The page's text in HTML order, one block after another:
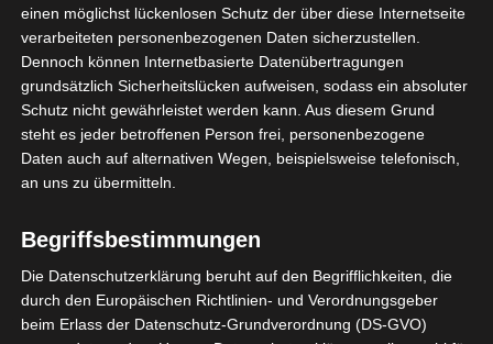
Google Adsenseist deaktiviert. ✓ Erlauben Datenschutzbedingungen
Sie befinden sich hier:Startseite» Olympique de Béjà
einen möglichst lückenlosen Schutz der über diese Internetseite
verarbeiteten personenbezogenen Daten sicherzustellen.
Dennoch können Internetbasierte Datenübertragungen
grundsätzlich Sicherheitslücken aufweisen, sodass ein absoluter
Schutz nicht gewährleistet werden kann. Aus diesem Grund
steht es jeder betroffenen Person frei, personenbezogene
Daten auch auf alternativen Wegen, beispielsweise telefonisch,
an uns zu übermitteln.
Begriffsbestimmungen
Die Datenschutzerklärung beruht auf den Begrifflichkeiten, die
durch den Europäischen Richtlinien- und Verordnungsgeber
beim Erlass der Datenschutz-Grundverordnung (DS-GVO)